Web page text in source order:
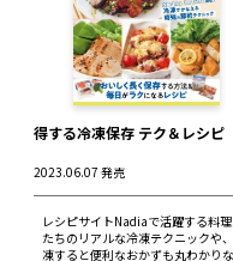
得する冷凍保存 テク＆レシピ
2023.06.07 発売
レシピサイトNadiaで活躍する料
たちのリアルな冷凍テクニックや
凍すると便利なおかずも丸わかり